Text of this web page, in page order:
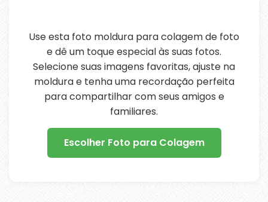
Use esta foto moldura para colagem de foto
e dê um toque especial às suas fotos.
Selecione suas imagens favoritas, ajuste na
moldura e tenha uma recordação perfeita
para compartilhar com seus amigos e
familiares.
Escolher Foto para Colagem